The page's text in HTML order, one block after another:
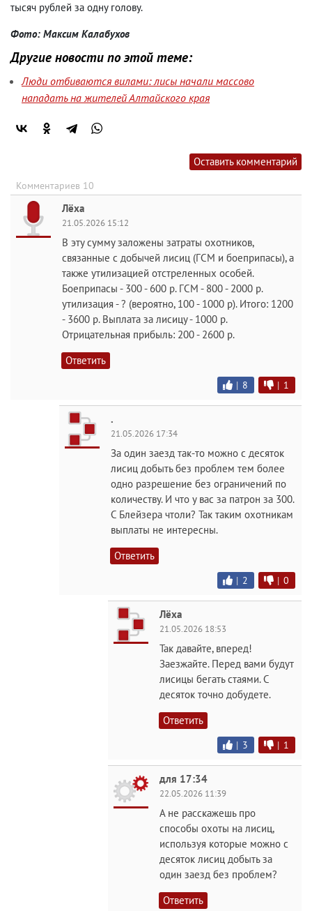
тысяч рублей за одну голову.
Фото: Максим Калабухов
Другие новости по этой теме:
Люди отбиваются вилами: лисы начали массово
нападать на жителей Алтайского края
Оставить комментарий
Комментариев 10
Лёха
21.05.2026 15:12
В эту сумму заложены затраты охотников,
связанные с добычей лисиц (ГСМ и боеприпасы), а
также утилизацией отстреленных особей.
Боеприпасы - 300 - 600 р. ГСМ - 800 - 2000 р.
утилизация - ? (вероятно, 100 - 1000 р). Итого: 1200
- 3600 р. Выплата за лисицу - 1000 р.
Отрицательная прибыль: 200 - 2600 р.
Ответить
| 8 | 1
.
21.05.2026 17:34
За один заезд так-то можно с десяток
лисиц добыть без проблем тем более
одно разрешение без ограничений по
количеству. И что у вас за патрон за 300.
С Блейзера чтоли? Так таким охотникам
выплаты не интересны.
Ответить
| 2 | 0
Лёха
21.05.2026 18:53
Так давайте, вперед!
Заезжайте. Перед вами будут
лисицы бегать стаями. С
десяток точно добудете.
Ответить
| 3 | 1
для 17:34
22.05.2026 11:39
А не расскажешь про
способы охоты на лисиц,
используя которые можно с
десяток лисиц добыть за
один заезд без проблем?
Ответить